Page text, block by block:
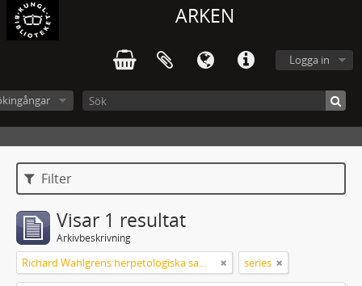
ARKEN
Logga in
Filter
Visar 1 resultat
Arkivbeskrivning
Richard Wahlgrens herpetologiska samling series